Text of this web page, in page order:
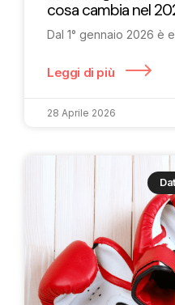
cosa cambia nel
Dal 1° gennaio 2026 è
Leggi di più
28 Aprile 2026